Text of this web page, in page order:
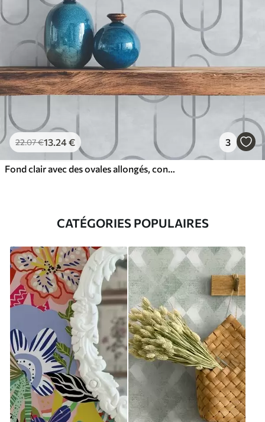
22.07€13.24€ 3
Fond clair avec des ovales allongés, contours gris
CATÉGORIES POPULAIRES